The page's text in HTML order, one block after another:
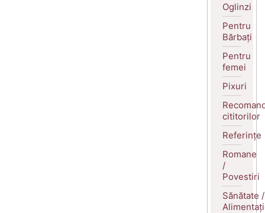
Oglinzi
Pentru
Bărbați
Pentru
femei
Pixuri
cititorilor
Referințe
Romane
/
Povestiri
Sănătate /